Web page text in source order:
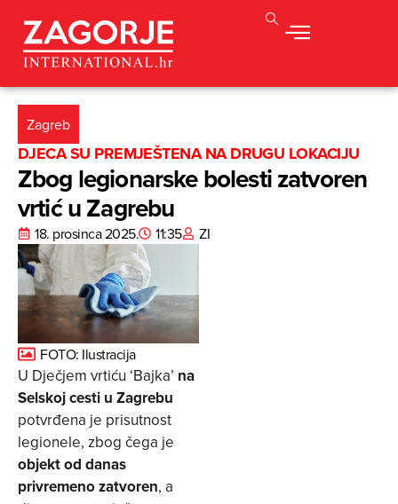
Zagreb
DJECA SU PREMJEŠTENA NA DRUGU LOKACIJU
Zbog legionarske bolesti zatvoren
vrtić u Zagrebu
18. prosinca 2025. 11:35 ZI
FOTO: Ilustracija
U Dječjem vrtiću ‘Bajka’ na
Selskoj cesti u Zagrebu
potvrđena je prisutnost
legionele, zbog čega je
objekt od danas
privremeno zatvoren, a